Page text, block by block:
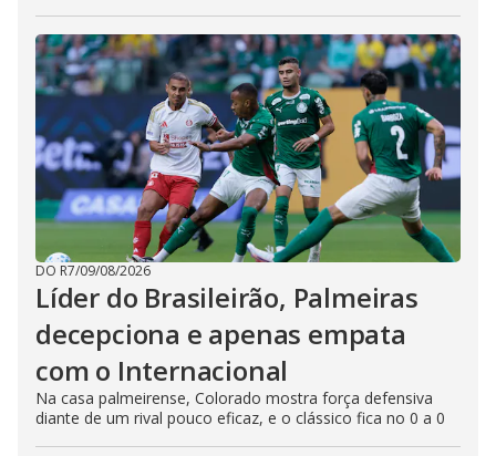
DO R7/09/08/2026
Líder do Brasileirão, Palmeiras
decepciona e apenas empata
com o Internacional
Na casa palmeirense, Colorado mostra força defensiva
diante de um rival pouco eficaz, e o clássico fica no 0 a 0